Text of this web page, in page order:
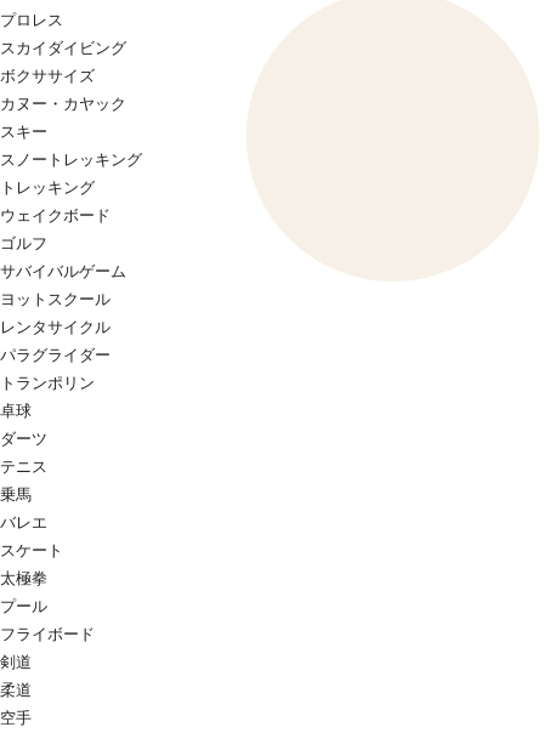
プロレス
スカイダイビング
ボクササイズ
カヌー・カヤック
スキー
スノートレッキング
トレッキング
ウェイクボード
ゴルフ
サバイバルゲーム
ヨットスクール
レンタサイクル
パラグライダー
トランポリン
卓球
ダーツ
テニス
乗馬
バレエ
スケート
太極拳
プール
フライボード
剣道
柔道
空手